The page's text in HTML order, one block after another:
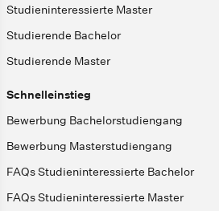
Studieninteressierte Master
Studierende Bachelor
Studierende Master
Schnelleinstieg
Bewerbung Bachelorstudiengang
Bewerbung Masterstudiengang
FAQs Studieninteressierte Bachelor
FAQs Studieninteressierte Master